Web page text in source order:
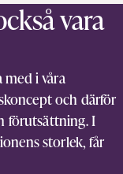
vara
i våra
och därför
förutsättning. I
storlek, får